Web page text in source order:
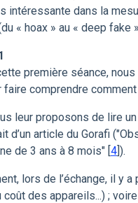
intéressante dans la
« hoax » au « deep fake
première séance, nous
faire comprendre
leur proposons de lire
d’un article du Gorafi
de 3 ans à 8 mois" [4]).
lors de l’échange, il y
coût des appareils...) ;